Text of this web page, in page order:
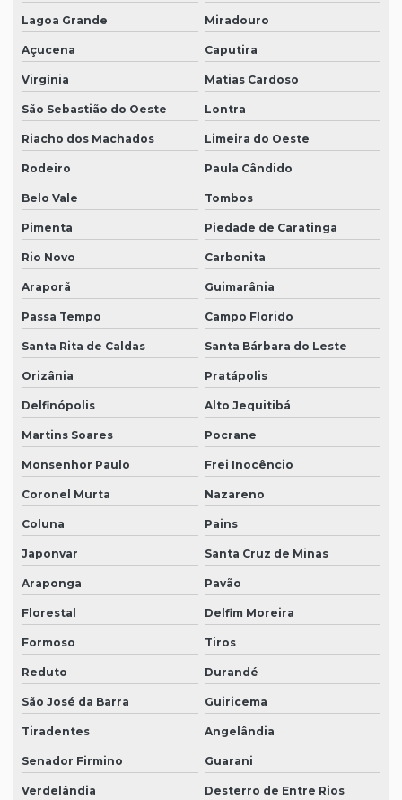
Lagoa Grande Miradouro
Açucena Caputira
Virgínia Matias Cardoso
São Sebastião do Oeste Lontra
Riacho dos Machados Limeira do Oeste
Rodeiro Paula Cândido
Belo Vale Tombos
Pimenta Piedade de Caratinga
Rio Novo Carbonita
Araporã Guimarânia
Passa Tempo Campo Florido
Santa Rita de Caldas Santa Bárbara do Leste
Orizânia Pratápolis
Delfinópolis Alto Jequitibá
Martins Soares Pocrane
Monsenhor Paulo Frei Inocêncio
Coronel Murta Nazareno
Coluna Pains
Japonvar Santa Cruz de Minas
Araponga Pavão
Florestal Delfim Moreira
Formoso Tiros
Reduto Durandé
São José da Barra Guiricema
Tiradentes Angelândia
Senador Firmino Guarani
Verdelândia Desterro de Entre Rios